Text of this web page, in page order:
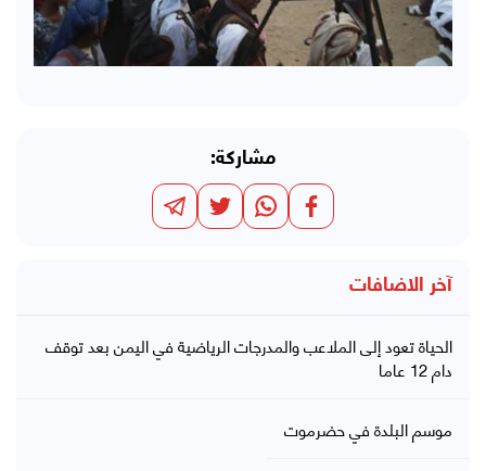
مشاركة:
آخر الاضافات
الحياة تعود إلى الملاعب والمدرجات الرياضية في اليمن بعد توقف
دام 12 عاما
موسم البلدة في حضرموت